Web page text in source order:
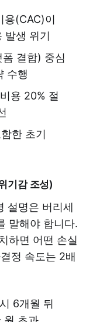
용(CAC)이
발생 위기
결합) 중심
수행
용 20% 절
한 초기
기감 조성)
설명은 버리세
말해야 합니다.
하면 어떤 손실
정 속도는 2배
6개월 뒤